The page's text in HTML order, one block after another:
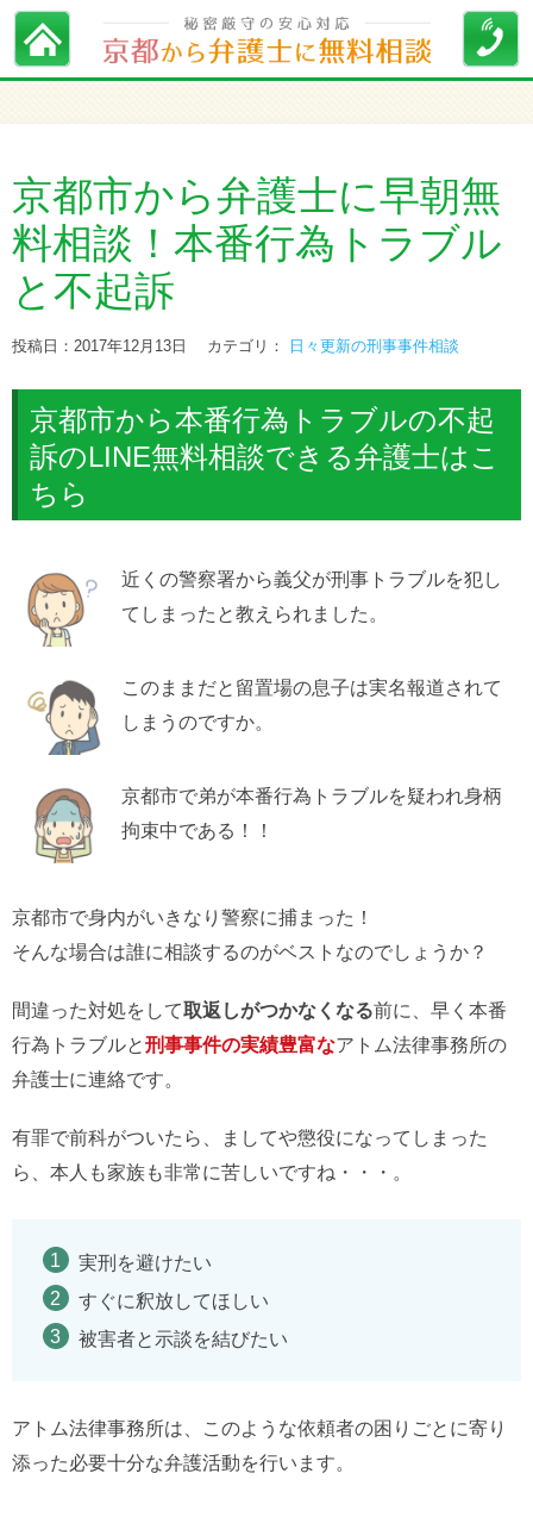
京都市から弁護士に早朝無
料相談！本番行為トラブル
と不起訴
投稿日：2017年12月13日 カテゴリ： 日々更新の刑事事件相談
京都市から本番行為トラブルの不起
訴のLINE無料相談できる弁護士はこ
ちら
近くの警察署から義父が刑事トラブルを犯し
てしまったと教えられました。
このままだと留置場の息子は実名報道されて
しまうのですか。
京都市で弟が本番行為トラブルを疑われ身柄
拘束中である！！
京都市で身内がいきなり警察に捕まった！
そんな場合は誰に相談するのがベストなのでしょうか？
間違った対処をして取返しがつかなくなる前に、早く本番
行為トラブルと刑事事件の実績豊富なアトム法律事務所の
弁護士に連絡です。
有罪で前科がついたら、ましてや懲役になってしまった
ら、本人も家族も非常に苦しいですね・・・。
実刑を避けたい
すぐに釈放してほしい
被害者と示談を結びたい
アトム法律事務所は、このような依頼者の困りごとに寄り
添った必要十分な弁護活動を行います。